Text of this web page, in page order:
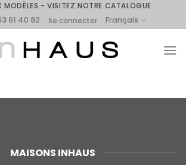
MODÈLES - VISITEZ NOTRE CATALOGUE
61 40 82 Se connecter Français
MAISONS INHAUS